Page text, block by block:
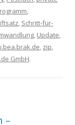
,
, Schritt-für-
, Update,
, zip,
GmbH.
–